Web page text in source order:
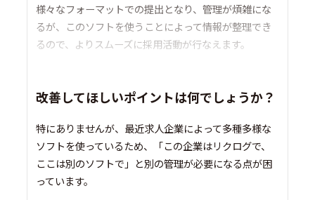
様々なフォーマットでの提出となり、管理が煩雑にな
るが、このソフトを使うことによって情報が整理でき
るので、よりスムーズに採用活動が行なえます。
改善してほしいポイントは何でしょうか？
特にありませんが、最近求人企業によって多種多様な
ソフトを使っているため、「この企業はリクログで、
ここは別のソフトで」と別の管理が必要になる点が困
っています。